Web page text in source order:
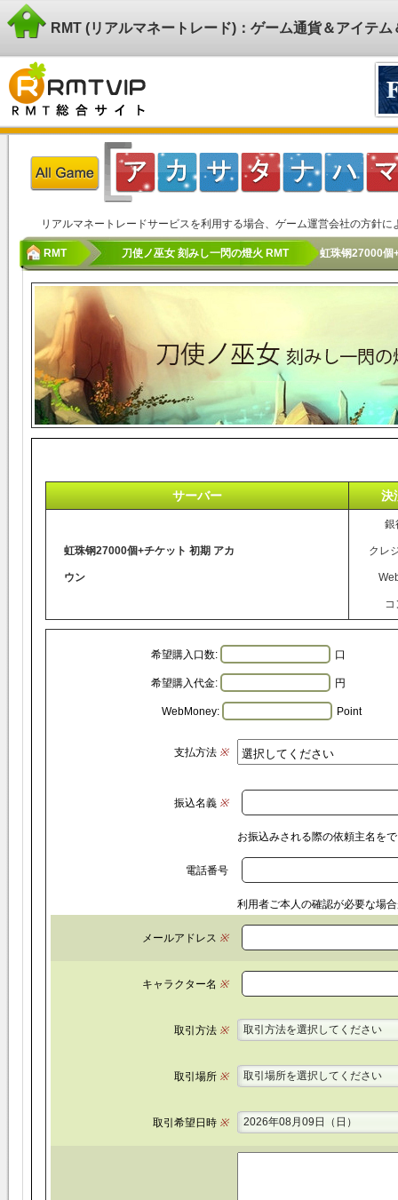
RMT (リアルマネートレード)：ゲーム通貨＆アイテ
リアルマネートレードサービスを利用する場合、ゲーム運営会社の方針
RMT 刀使ノ巫女 刻みし一閃の燈火 RMT 虹珠钢27000個
サーバー 決
虹珠钢27000個+チケット 初期 アカ
ウン
銀
クレ
コ
希望購入口数: 口
希望購入代金: 円
WebMoney: Point
支払方法※
振込名義※
お振込みされる際の依頼主名を
電話番号
利用者ご本人の確認が必要な場
メールアドレス ※
キャラクター名 ※
取引方法※ 取引方法を選択してください
取引場所※ 取引場所を選択してください
取引希望日時※ 2026年08月09日（日）